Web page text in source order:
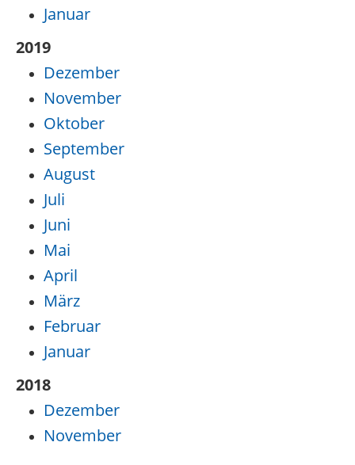
Januar
2019
Dezember
November
Oktober
September
August
Juli
Juni
Mai
April
März
Februar
Januar
2018
Dezember
November